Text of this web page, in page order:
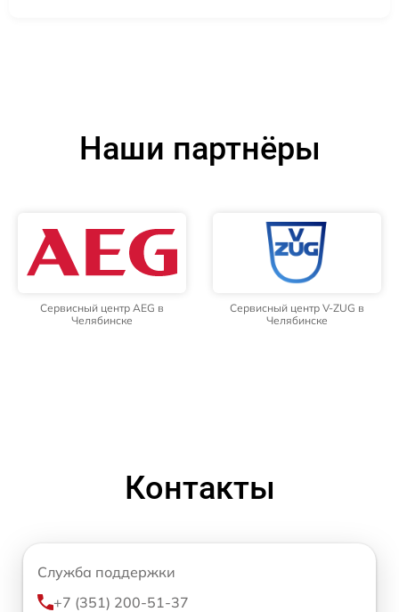
Наши партнёры
Сервисный центр AEG в
Челябинске
Сервисный центр V-ZUG в
Челябинске
Контакты
Служба поддержки
+7 (351) 200-51-37